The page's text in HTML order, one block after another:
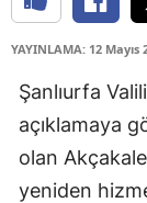
YAYINLAMA: 12 Mayıs
Şanlıurfa
açıklamaya
olan
yeniden